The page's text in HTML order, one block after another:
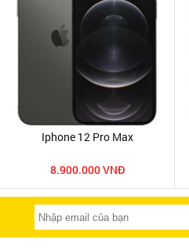
Iphone 12 Pro Max
8.900.000 VNĐ